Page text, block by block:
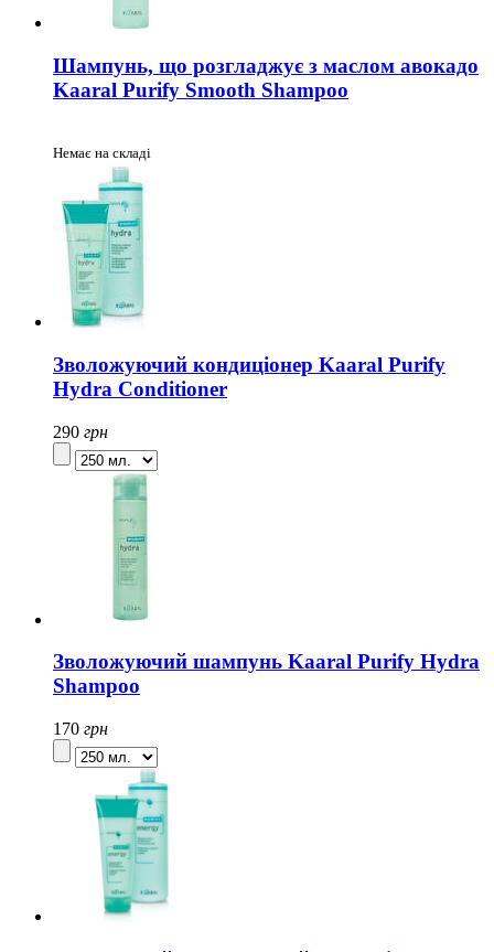
Шампунь, що розгладжує з маслом авокадо
Kaaral Purify Smooth Shampoo
Немає на складі
Зволожуючий кондиціонер Kaaral Purify
Hydra Conditioner
290 грн
Зволожуючий шампунь Kaaral Purify Hydra
Shampoo
170 грн